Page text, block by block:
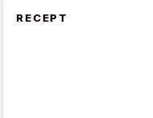
RECEPT